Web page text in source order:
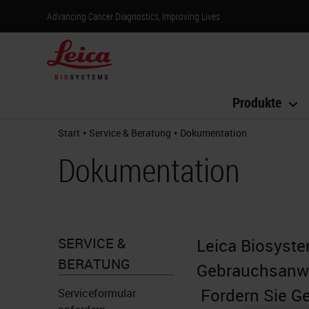
Advancing Cancer Diagnostics, Improving Lives
Produkte
Start • Service & Beratung • Dokumentation
Dokumentation
SERVICE &
BERATUNG
Serviceformular
Leica
Fordern Sie